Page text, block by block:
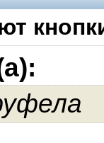
Помощники